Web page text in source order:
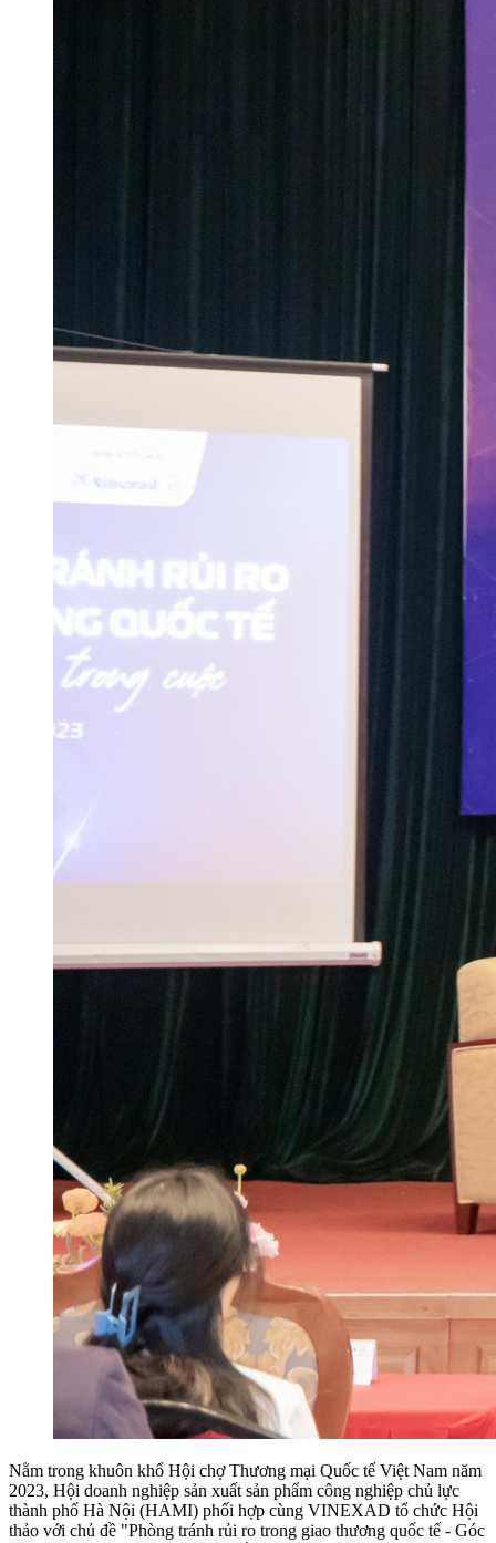
Nằm trong khuôn khổ Hội chợ Thương mại Quốc tế Việt Nam năm
2023, Hội doanh nghiệp sản xuất sản phẩm công nghiệp chủ lực
thành phố Hà Nội (HAMI) phối hợp cùng VINEXAD tổ chức Hội
thảo với chủ đề "Phòng tránh rủi ro trong giao thương quốc tế - Góc